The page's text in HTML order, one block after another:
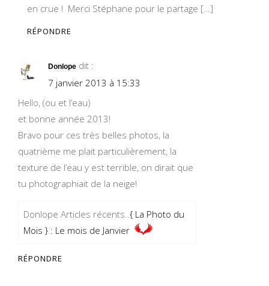
en crue ! Merci Stéphane pour le partage […]
RÉPONDRE
Donlope dit :
7 janvier 2013 à 15:33
Hello, (ou et l’eau)
et bonne année 2013!
Bravo pour ces très belles photos, la
quatrième me plait particulièrement, la
texture de l’eau y est terrible, on dirait que
tu photographiait de la neige!
Donlope Articles récents..{ La Photo du
Mois } : Le mois de Janvier
RÉPONDRE